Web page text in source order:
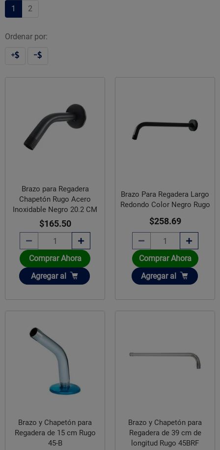
1 2
Ordenar por:
Brazo para Regadera
Chapetón Rugo Acero
Inoxidable Negro 20.2 CM
$165.50
Comprar Ahora
Añadir
Agregar al
Brazo Para Regadera Largo
Redondo Color Negro Rugo
$258.69
Comprar Ahora
Añadir
Agregar al
Brazo y Chapetón para
Regadera de 15 cm Rugo
45-B
Brazo y Chapetón para
Regadera de 39 cm de
longitud Rugo 45BRF